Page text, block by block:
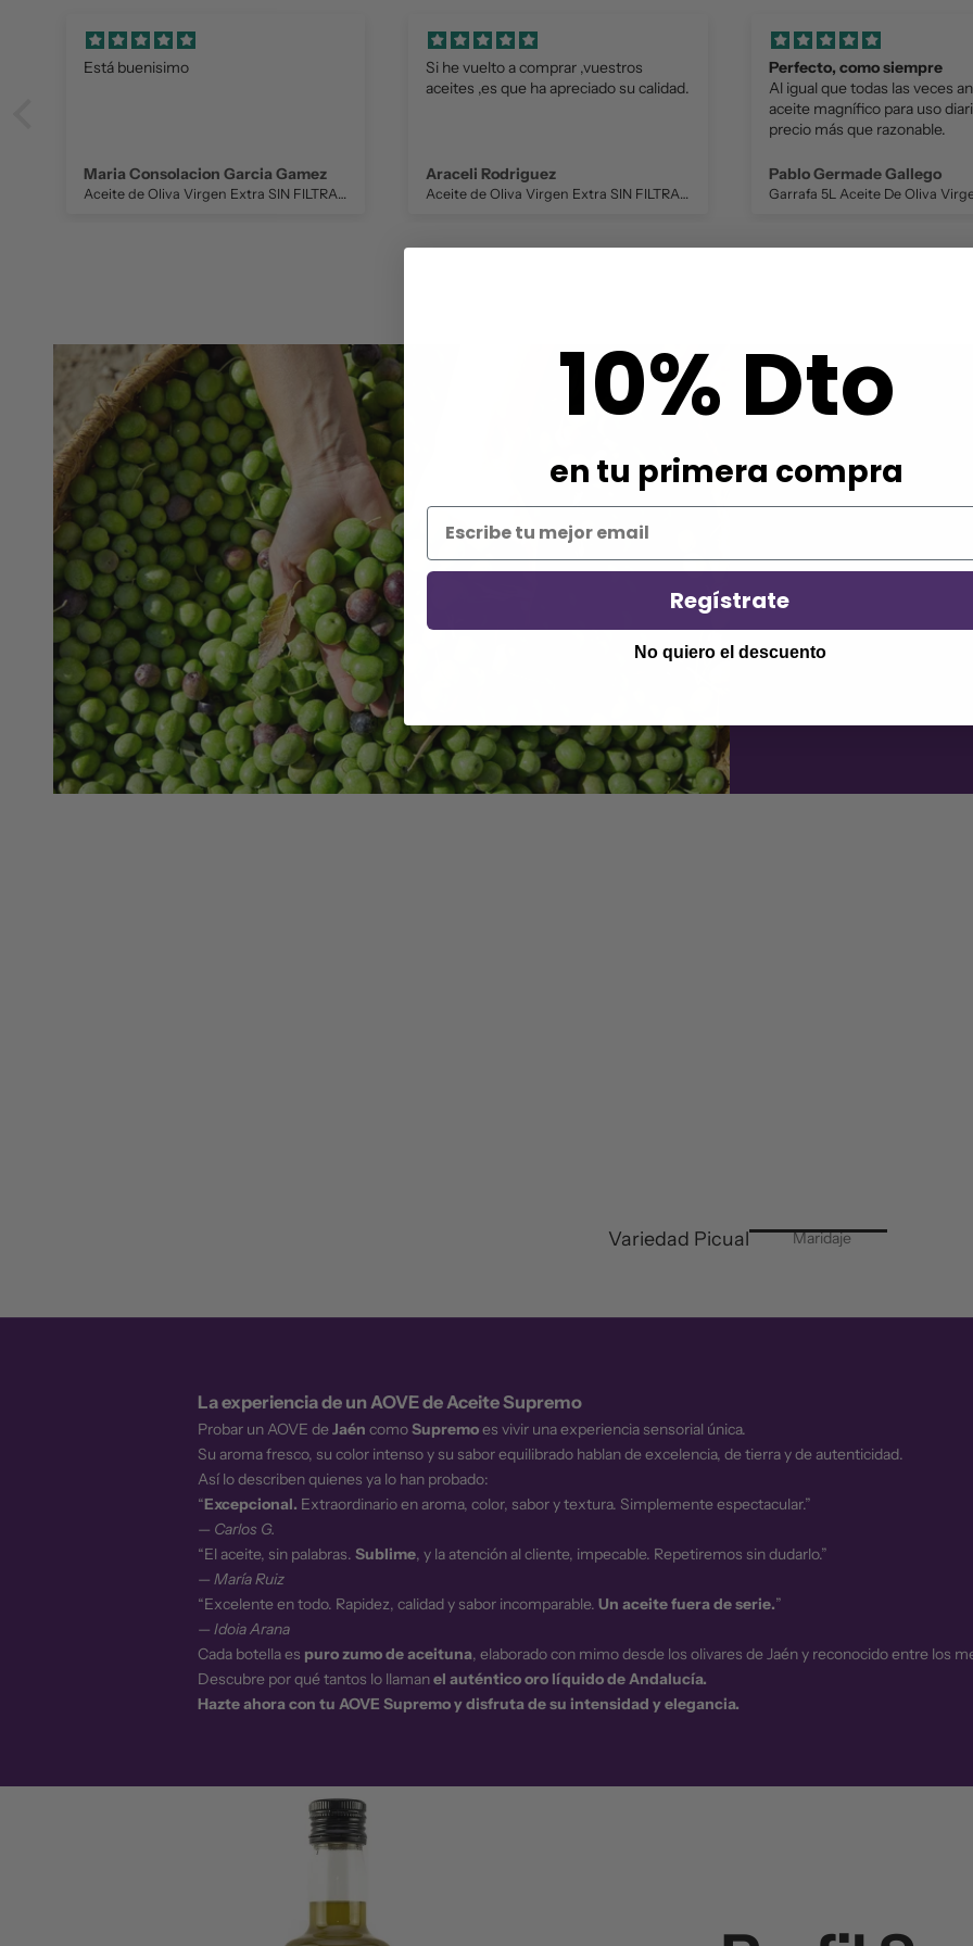
Está buenisimo
Maria Consolacion Garcia Gamez
Aceite de Oliva Virgen Extra SIN FILTRAR 500 ml. NUESTRO
Si he vuelto a comprar ,vuestros
aceites ,es que ha apreciado su calidad.
Araceli Rodriguez
Aceite de Oliva Virgen Extra SIN FILTRAR 500 ml. NUESTRO
Perfecto, como siempre
Al igual que todas las veces
aceite magnífico para uso
precio más que razonable.
Pablo Germade Gallego
Un AOVE con fuerza,
profundo y lleno de
Variedad Picual Maridaje
La experiencia de un AOVE de Aceite Supremo
Probar un AOVE deJaén comoSupremoes vivir una experiencia sensorial única.
Su aroma fresco, su color intenso y su sabor equilibrado hablan de excelencia, de tierra y de autenticidad.
Así lo describen quienes ya lo han probado:
“Excepcional. Extraordinario en aroma, color, sabor y textura. Simplemente espectacular.”
— Carlos G.
“El aceite, sin palabras. Sublime, y la atención al cliente, impecable. Repetiremos sin dudarlo.”
— María Ruiz
“Excelente en todo. Rapidez, calidad y sabor incomparable. Un aceite fuera de serie.”
— Idoia Arana
Cada botella es puro zumo de aceituna, elaborado con mimo desde los olivares de Jaén y reconocido entre los
Descubre por qué tantos lo llamanel auténtico oro líquido de Andalucía.
Hazte ahora con tu AOVE Supremo y disfruta de su intensidad y elegancia.
10% Dto
en tu primera compra
Regístrate
No quiero el descuento